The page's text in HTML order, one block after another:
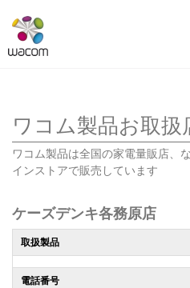
ワコム製品お取扱
ワコム製品は全国の家電量販店、
インストアで販売しています
ケーズデンキ各務原店
取扱製品
電話番号